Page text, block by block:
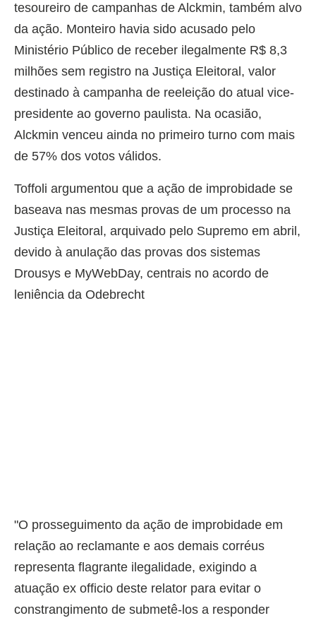
tesoureiro de campanhas de Alckmin, também alvo
da ação. Monteiro havia sido acusado pelo
Ministério Público de receber ilegalmente R$ 8,3
milhões sem registro na Justiça Eleitoral, valor
destinado à campanha de reeleição do atual vice-
presidente ao governo paulista. Na ocasião,
Alckmin venceu ainda no primeiro turno com mais
de 57% dos votos válidos.
Toffoli argumentou que a ação de improbidade se
baseava nas mesmas provas de um processo na
Justiça Eleitoral, arquivado pelo Supremo em abril,
devido à anulação das provas dos sistemas
Drousys e MyWebDay, centrais no acordo de
leniência da Odebrecht
"O prosseguimento da ação de improbidade em
relação ao reclamante e aos demais corréus
representa flagrante ilegalidade, exigindo a
atuação ex officio deste relator para evitar o
constrangimento de submetê-los a responder